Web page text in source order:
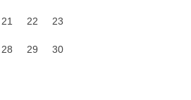
2019
2019
21 22 23
28 29 30